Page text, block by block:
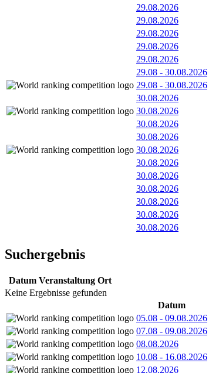
29.08.2026
29.08.2026
29.08.2026
29.08.2026
29.08.2026
29.08 - 30.08.2026
29.08 - 30.08.2026
30.08.2026
30.08.2026
30.08.2026
30.08.2026
30.08.2026
30.08.2026
30.08.2026
30.08.2026
30.08.2026
30.08.2026
30.08.2026
Suchergebnis
Datum Veranstaltung Ort
Keine Ergebnisse gefunden
Datum
05.08 - 09.08.2026
07.08 - 09.08.2026
08.08.2026
10.08 - 16.08.2026
12.08.2026